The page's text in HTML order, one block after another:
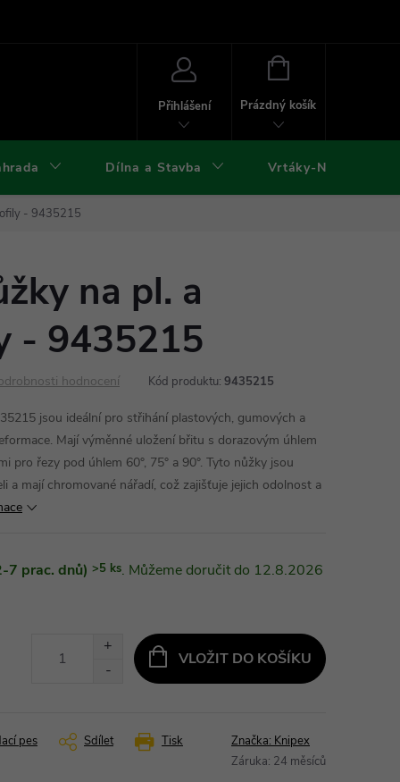
Přihlášení
NÁKUPNÍ
Prázdný košík
Dílna a Stavba Vrtáky-Nástroje
- 9435215
na pl. a
- 9435215
hodnocení Kód produktu: 9435215
jsou ideální pro střihání plastových, gumových a
Mají výměnné uložení břitu s dorazovým úhlem
pro řezy pod úhlem 60°, 75° a 90°. Tyto nůžky jsou
a mají chromované nářadí, což zajišťuje jejich odolnost a
7 prac. dnů) >5 ks 12.8.2026
VLOŽIT DO KOŠÍKU
Tisk
pes Sdílet Značka: Knipex
Záruka: 24 měsíců